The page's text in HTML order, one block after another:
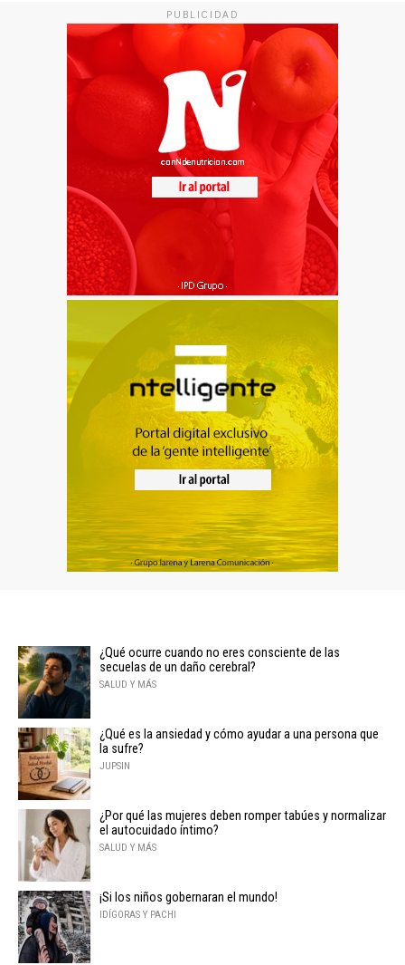
PUBLICIDAD
¿Qué ocurre cuando no eres consciente de las
secuelas de un daño cerebral?
SALUD Y MÁS
¿Qué es la ansiedad y cómo ayudar a una persona que
la sufre?
JUPSIN
¿Por qué las mujeres deben romper tabúes y normalizar
el autocuidado íntimo?
SALUD Y MÁS
¡Si los niños gobernaran el mundo!
IDÍGORAS Y PACHI